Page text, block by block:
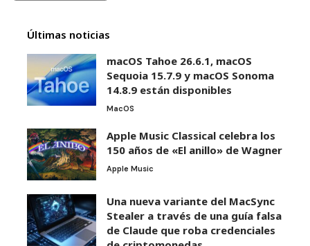
Últimas noticias
macOS Tahoe 26.6.1, macOS
Sequoia 15.7.9 y macOS Sonoma
14.8.9 están disponibles
MacOS
Apple Music Classical celebra los
150 años de «El anillo» de Wagner
Apple Music
Una nueva variante del MacSync
Stealer a través de una guía falsa
de Claude que roba credenciales